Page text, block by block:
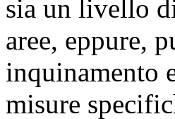
sia un livello
aree, eppure,
inquinamento
misure